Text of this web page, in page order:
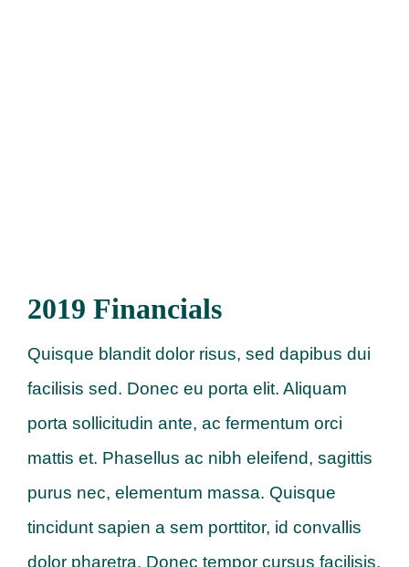
2019 Financials
Quisque blandit dolor risus, sed dapibus dui
facilisis sed. Donec eu porta elit. Aliquam
porta sollicitudin ante, ac fermentum orci
mattis et. Phasellus ac nibh eleifend, sagittis
purus nec, elementum massa. Quisque
tincidunt sapien a sem porttitor, id convallis
dolor pharetra. Donec tempor cursus facilisis.